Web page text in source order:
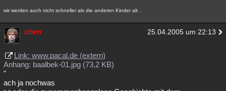
wir werden auch nicht schneller als die anderen Kinder alt .
chen 25.04.2005 um 22:13
Link: www.pacal.de (extern)
Anhang: baalbek-01.jpg (73,2 KB)
"
ach ja nochwas